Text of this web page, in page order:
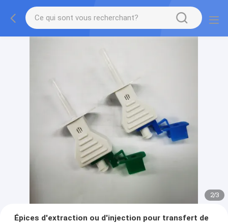
2/3
Épices d'extraction ou d'injection pour transfert de